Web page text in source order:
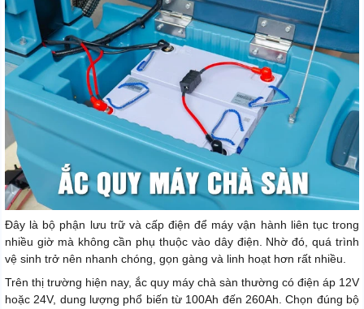
Đây là bộ phận lưu trữ và cấp điện để máy vận hành liên tục trong
nhiều giờ mà không cần phụ thuộc vào dây điện. Nhờ đó, quá trình
vệ sinh trở nên nhanh chóng, gọn gàng và linh hoạt hơn rất nhiều.
Trên thị trường hiện nay, ắc quy máy chà sàn thường có điện áp 12V
hoặc 24V, dung lượng phổ biến từ 100Ah đến 260Ah. Chọn đúng bộ